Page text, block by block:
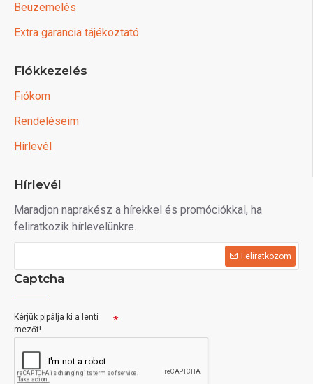
Beüzemelés
Extra garancia tájékoztató
Fiókkezelés
Fiókom
Rendeléseim
Hírlevél
Hírlevél
Maradjon naprakész a hírekkel és promóciókkal, ha
feliratkozik hírlevelünkre.
Felíratkozom
Captcha
Kérjük pipálja ki a lenti
mezőt!